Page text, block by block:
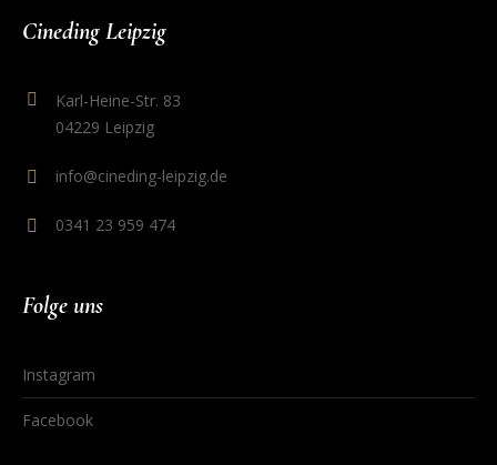
Cineding Leipzig
Karl-Heine-Str. 83
04229 Leipzig
info@cineding-leipzig.de
0341 23 959 474
Folge uns
Instagram
Facebook